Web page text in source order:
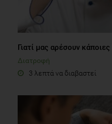
Γιατί μας αρέσουν
Διατροφή
3 λεπτά να διαβαστεί